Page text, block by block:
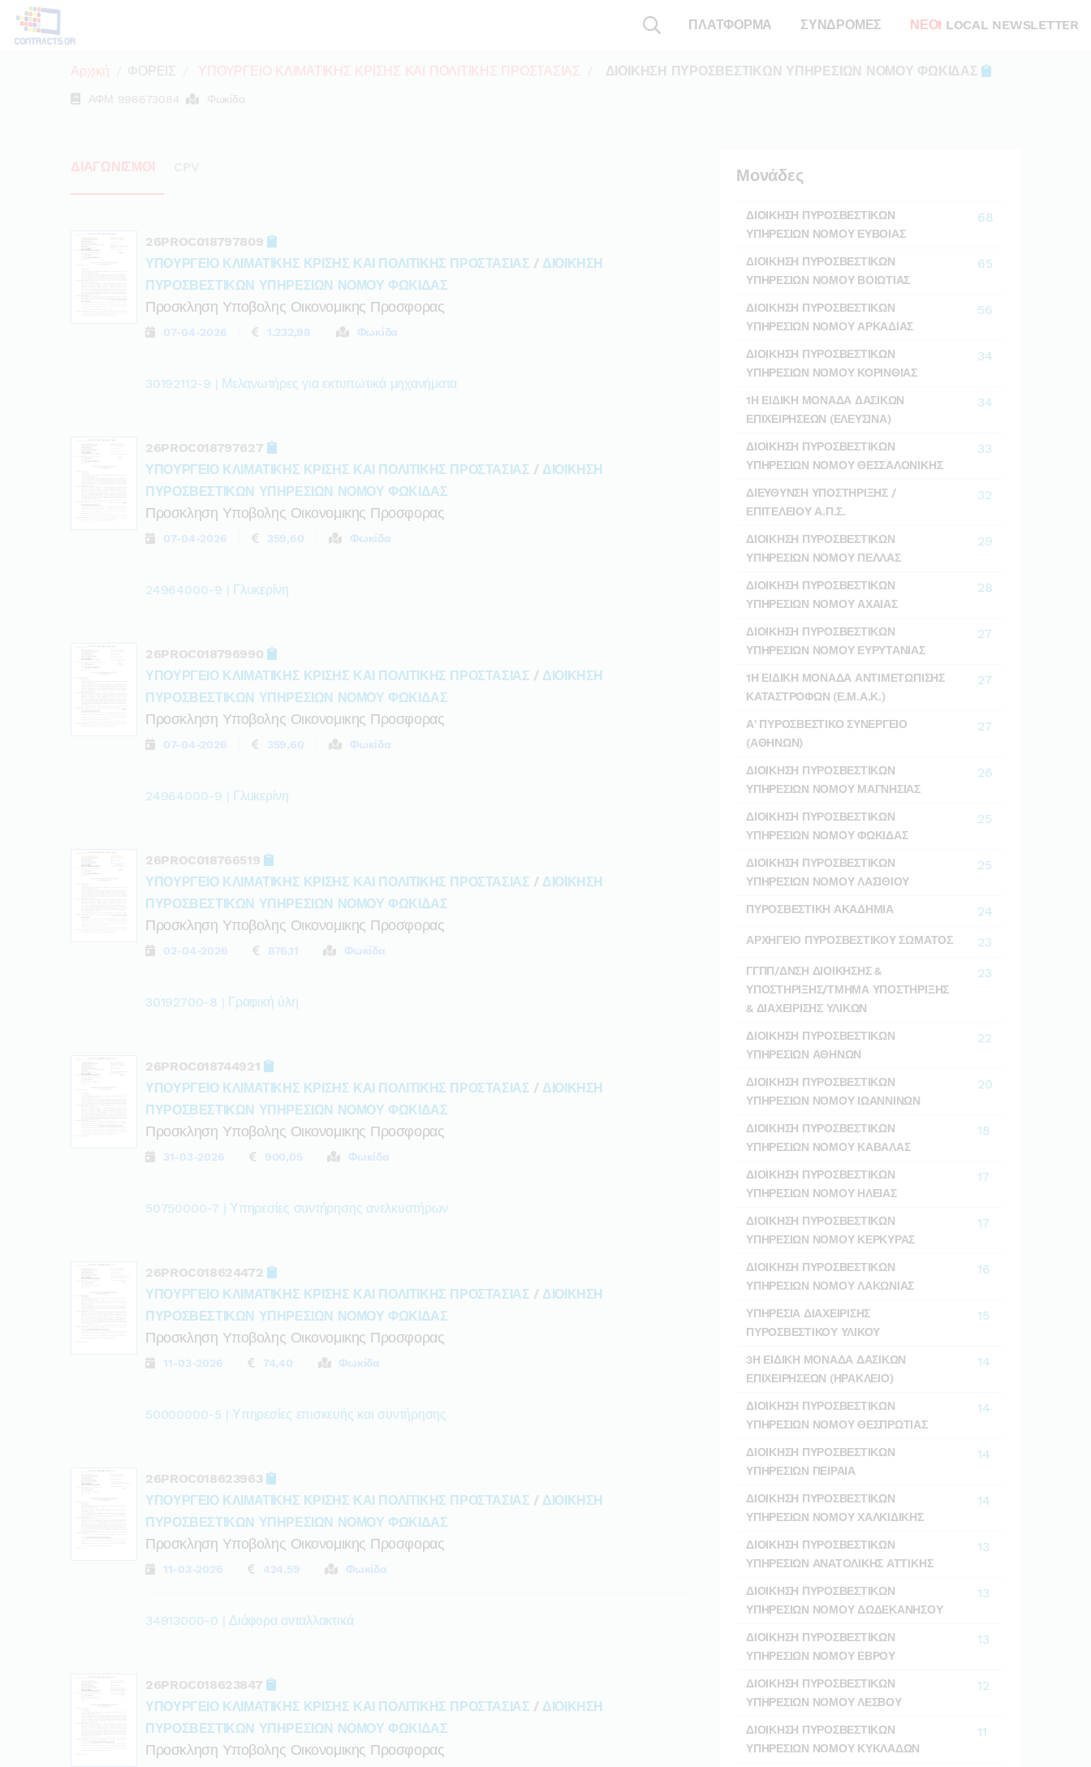
ΠΛΑΤΦΟΡΜΑ ΣΥΝΔΡΟΜΕΣ ΝΕΟ! LOCAL NEWSLETTER
Αρχική ΦΟΡΕΙΣ ΥΠΟΥΡΓΕΙΟ ΚΛΙΜΑΤΙΚΗΣ ΚΡΙΣΗΣ ΚΑΙ ΠΟΛΙΤΙΚΗΣ ΠΡΟΣΤΑΣΙΑΣ ΔΙΟΙΚΗΣΗ ΠΥΡΟΣΒΕΣΤΙΚΩΝ ΥΠΗΡΕΣΙΩΝ ΝΟΜΟΥ ΦΩΚΙΔΑΣ
ΑΦΜ 996673084 Φωκίδα
Μονάδες
ΔΙΟΙΚΗΣΗ ΠΥΡΟΣΒΕΣΤΙΚΩΝ
ΥΠΗΡΕΣΙΩΝ ΝΟΜΟΥ ΕΥΒΟΙΑΣ
68
ΔΙΟΙΚΗΣΗ ΠΥΡΟΣΒΕΣΤΙΚΩΝ
ΥΠΗΡΕΣΙΩΝ ΝΟΜΟΥ ΒΟΙΩΤΙΑΣ
65
ΔΙΟΙΚΗΣΗ ΠΥΡΟΣΒΕΣΤΙΚΩΝ
ΥΠΗΡΕΣΙΩΝ ΝΟΜΟΥ ΑΡΚΑΔΙΑΣ
56
ΔΙΟΙΚΗΣΗ ΠΥΡΟΣΒΕΣΤΙΚΩΝ
ΥΠΗΡΕΣΙΩΝ ΝΟΜΟΥ ΚΟΡΙΝΘΙΑΣ
34
1Η ΕΙΔΙΚΗ ΜΟΝΑΔΑ ΔΑΣΙΚΩΝ
ΕΠΙΧΕΙΡΗΣΕΩΝ (ΕΛΕΥΣΙΝΑ)
34
ΔΙΟΙΚΗΣΗ ΠΥΡΟΣΒΕΣΤΙΚΩΝ
ΥΠΗΡΕΣΙΩΝ ΝΟΜΟΥ ΘΕΣΣΑΛΟΝΙΚΗΣ
33
ΔΙΕΥΘΥΝΣΗ ΥΠΟΣΤΗΡΙΞΗΣ /
ΕΠΙΤΕΛΕΙΟΥ Α.Π.Σ.
32
ΔΙΟΙΚΗΣΗ ΠΥΡΟΣΒΕΣΤΙΚΩΝ
ΥΠΗΡΕΣΙΩΝ ΝΟΜΟΥ ΠΕΛΛΑΣ
29
ΔΙΟΙΚΗΣΗ ΠΥΡΟΣΒΕΣΤΙΚΩΝ
ΥΠΗΡΕΣΙΩΝ ΝΟΜΟΥ ΑΧΑΙΑΣ
28
ΔΙΟΙΚΗΣΗ ΠΥΡΟΣΒΕΣΤΙΚΩΝ
ΥΠΗΡΕΣΙΩΝ ΝΟΜΟΥ ΕΥΡΥΤΑΝΙΑΣ
27
1Η ΕΙΔΙΚΗ ΜΟΝΑΔΑ ΑΝΤΙΜΕΤΩΠΙΣΗΣ
ΚΑΤΑΣΤΡΟΦΩΝ (Ε.Μ.Α.Κ.)
27
Α' ΠΥΡΟΣΒΕΣΤΙΚΟ ΣΥΝΕΡΓΕΙΟ
(ΑΘΗΝΩΝ)
27
ΔΙΟΙΚΗΣΗ ΠΥΡΟΣΒΕΣΤΙΚΩΝ
ΥΠΗΡΕΣΙΩΝ ΝΟΜΟΥ ΜΑΓΝΗΣΙΑΣ
26
ΔΙΟΙΚΗΣΗ ΠΥΡΟΣΒΕΣΤΙΚΩΝ
ΥΠΗΡΕΣΙΩΝ ΝΟΜΟΥ ΦΩΚΙΔΑΣ
25
ΔΙΟΙΚΗΣΗ ΠΥΡΟΣΒΕΣΤΙΚΩΝ
ΥΠΗΡΕΣΙΩΝ ΝΟΜΟΥ ΛΑΣΙΘΙΟΥ
25
ΠΥΡΟΣΒΕΣΤΙΚΗ ΑΚΑΔΗΜΙΑ 24
ΑΡΧΗΓΕΙΟ ΠΥΡΟΣΒΕΣΤΙΚΟΥ ΣΩΜΑΤΟΣ 23
ΓΓΠΠ/ΔΝΣΗ ΔΙΟΙΚΗΣΗΣ &
ΥΠΟΣΤΗΡΙΞΗΣ/ΤΜΗΜΑ ΥΠΟΣΤΗΡΙΞΗΣ
& ΔΙΑΧΕΙΡΙΣΗΣ ΥΛΙΚΩΝ
23
ΔΙΟΙΚΗΣΗ ΠΥΡΟΣΒΕΣΤΙΚΩΝ
ΥΠΗΡΕΣΙΩΝ ΑΘΗΝΩΝ
22
ΔΙΟΙΚΗΣΗ ΠΥΡΟΣΒΕΣΤΙΚΩΝ
ΥΠΗΡΕΣΙΩΝ ΝΟΜΟΥ ΙΩΑΝΝΙΝΩΝ
20
ΔΙΟΙΚΗΣΗ ΠΥΡΟΣΒΕΣΤΙΚΩΝ
ΥΠΗΡΕΣΙΩΝ ΝΟΜΟΥ ΚΑΒΑΛΑΣ
18
ΔΙΟΙΚΗΣΗ ΠΥΡΟΣΒΕΣΤΙΚΩΝ
ΥΠΗΡΕΣΙΩΝ ΝΟΜΟΥ ΗΛΕΙΑΣ
17
ΔΙΟΙΚΗΣΗ ΠΥΡΟΣΒΕΣΤΙΚΩΝ
ΥΠΗΡΕΣΙΩΝ ΝΟΜΟΥ ΚΕΡΚΥΡΑΣ
17
ΔΙΟΙΚΗΣΗ ΠΥΡΟΣΒΕΣΤΙΚΩΝ
ΥΠΗΡΕΣΙΩΝ ΝΟΜΟΥ ΛΑΚΩΝΙΑΣ
16
ΥΠΗΡΕΣΙΑ ΔΙΑΧΕΙΡΙΣΗΣ
ΠΥΡΟΣΒΕΣΤΙΚΟΥ ΥΛΙΚΟΥ
15
3Η ΕΙΔΙΚΗ ΜΟΝΑΔΑ ΔΑΣΙΚΩΝ
ΕΠΙΧΕΙΡΗΣΕΩΝ (ΗΡΑΚΛΕΙΟ)
14
ΔΙΟΙΚΗΣΗ ΠΥΡΟΣΒΕΣΤΙΚΩΝ
ΥΠΗΡΕΣΙΩΝ ΝΟΜΟΥ ΘΕΣΠΡΩΤΙΑΣ
14
ΔΙΟΙΚΗΣΗ ΠΥΡΟΣΒΕΣΤΙΚΩΝ
ΥΠΗΡΕΣΙΩΝ ΠΕΙΡΑΙΑ
14
ΔΙΟΙΚΗΣΗ ΠΥΡΟΣΒΕΣΤΙΚΩΝ
ΥΠΗΡΕΣΙΩΝ ΝΟΜΟΥ ΧΑΛΚΙΔΙΚΗΣ
14
ΔΙΟΙΚΗΣΗ ΠΥΡΟΣΒΕΣΤΙΚΩΝ
ΥΠΗΡΕΣΙΩΝ ΑΝΑΤΟΛΙΚΗΣ ΑΤΤΙΚΗΣ
13
ΔΙΟΙΚΗΣΗ ΠΥΡΟΣΒΕΣΤΙΚΩΝ
ΥΠΗΡΕΣΙΩΝ ΝΟΜΟΥ ΔΩΔΕΚΑΝΗΣΟΥ
13
ΔΙΟΙΚΗΣΗ ΠΥΡΟΣΒΕΣΤΙΚΩΝ
ΥΠΗΡΕΣΙΩΝ ΝΟΜΟΥ ΕΒΡΟΥ
13
ΔΙΟΙΚΗΣΗ ΠΥΡΟΣΒΕΣΤΙΚΩΝ
ΥΠΗΡΕΣΙΩΝ ΝΟΜΟΥ ΛΕΣΒΟΥ
12
ΔΙΟΙΚΗΣΗ ΠΥΡΟΣΒΕΣΤΙΚΩΝ
ΥΠΗΡΕΣΙΩΝ ΝΟΜΟΥ ΚΥΚΛΑΔΩΝ
11
ΔΙΑΓΩΝΙΣΜΟΙ
26PROC018797809
ΥΠΟΥΡΓΕΙΟ ΚΛΙΜΑΤΙΚΗΣ ΚΡΙΣΗΣ ΚΑΙ ΠΟΛΙΤΙΚΗΣ ΠΡΟΣΤΑΣΙΑΣ / ΔΙΟΙΚΗΣΗ
ΠΥΡΟΣΒΕΣΤΙΚΩΝ ΥΠΗΡΕΣΙΩΝ ΝΟΜΟΥ ΦΩΚΙΔΑΣ
Προσκληση Υποβολης Οικονομικης Προσφορας
07-04-2026 1.232,98 Φωκίδα
30192112-9 | Μελανωτήρες για εκτυπωτικά μηχανήματα
26PROC018797627
ΥΠΟΥΡΓΕΙΟ ΚΛΙΜΑΤΙΚΗΣ ΚΡΙΣΗΣ ΚΑΙ ΠΟΛΙΤΙΚΗΣ ΠΡΟΣΤΑΣΙΑΣ / ΔΙΟΙΚΗΣΗ
ΠΥΡΟΣΒΕΣΤΙΚΩΝ ΥΠΗΡΕΣΙΩΝ ΝΟΜΟΥ ΦΩΚΙΔΑΣ
Προσκληση Υποβολης Οικονομικης Προσφορας
07-04-2026 359,60 Φωκίδα
24964000-9 | Γλυκερίνη
26PROC018796990
ΥΠΟΥΡΓΕΙΟ ΚΛΙΜΑΤΙΚΗΣ ΚΡΙΣΗΣ ΚΑΙ ΠΟΛΙΤΙΚΗΣ ΠΡΟΣΤΑΣΙΑΣ / ΔΙΟΙΚΗΣΗ
ΠΥΡΟΣΒΕΣΤΙΚΩΝ ΥΠΗΡΕΣΙΩΝ ΝΟΜΟΥ ΦΩΚΙΔΑΣ
Προσκληση Υποβολης Οικονομικης Προσφορας
07-04-2026 359,60 Φωκίδα
24964000-9 | Γλυκερίνη
26PROC018766519
ΥΠΟΥΡΓΕΙΟ ΚΛΙΜΑΤΙΚΗΣ ΚΡΙΣΗΣ ΚΑΙ ΠΟΛΙΤΙΚΗΣ ΠΡΟΣΤΑΣΙΑΣ / ΔΙΟΙΚΗΣΗ
ΠΥΡΟΣΒΕΣΤΙΚΩΝ ΥΠΗΡΕΣΙΩΝ ΝΟΜΟΥ ΦΩΚΙΔΑΣ
Προσκληση Υποβολης Οικονομικης Προσφορας
02-04-2026 876,11 Φωκίδα
30192700-8 | Γραφική ύλη
26PROC018744921
ΥΠΟΥΡΓΕΙΟ ΚΛΙΜΑΤΙΚΗΣ ΚΡΙΣΗΣ ΚΑΙ ΠΟΛΙΤΙΚΗΣ ΠΡΟΣΤΑΣΙΑΣ / ΔΙΟΙΚΗΣΗ
ΠΥΡΟΣΒΕΣΤΙΚΩΝ ΥΠΗΡΕΣΙΩΝ ΝΟΜΟΥ ΦΩΚΙΔΑΣ
Προσκληση Υποβολης Οικονομικης Προσφορας
31-03-2026 900,05 Φωκίδα
50750000-7 | Υπηρεσίες συντήρησης ανελκυστήρων
26PROC018624472
ΥΠΟΥΡΓΕΙΟ ΚΛΙΜΑΤΙΚΗΣ ΚΡΙΣΗΣ ΚΑΙ ΠΟΛΙΤΙΚΗΣ ΠΡΟΣΤΑΣΙΑΣ / ΔΙΟΙΚΗΣΗ
ΠΥΡΟΣΒΕΣΤΙΚΩΝ ΥΠΗΡΕΣΙΩΝ ΝΟΜΟΥ ΦΩΚΙΔΑΣ
Προσκληση Υποβολης Οικονομικης Προσφορας
11-03-2026 74,40 Φωκίδα
50000000-5 | Υπηρεσίες επισκευής και συντήρησης
26PROC018623963
ΥΠΟΥΡΓΕΙΟ ΚΛΙΜΑΤΙΚΗΣ ΚΡΙΣΗΣ ΚΑΙ ΠΟΛΙΤΙΚΗΣ ΠΡΟΣΤΑΣΙΑΣ / ΔΙΟΙΚΗΣΗ
ΠΥΡΟΣΒΕΣΤΙΚΩΝ ΥΠΗΡΕΣΙΩΝ ΝΟΜΟΥ ΦΩΚΙΔΑΣ
Προσκληση Υποβολης Οικονομικης Προσφορας
11-03-2026 424,59 Φωκίδα
34913000-0 | Διάφορα ανταλλακτικά
26PROC018623847
ΥΠΟΥΡΓΕΙΟ ΚΛΙΜΑΤΙΚΗΣ ΚΡΙΣΗΣ ΚΑΙ ΠΟΛΙΤΙΚΗΣ ΠΡΟΣΤΑΣΙΑΣ / ΔΙΟΙΚΗΣΗ
ΠΥΡΟΣΒΕΣΤΙΚΩΝ ΥΠΗΡΕΣΙΩΝ ΝΟΜΟΥ ΦΩΚΙΔΑΣ
Προσκληση Υποβολης Οικονομικης Προσφορας